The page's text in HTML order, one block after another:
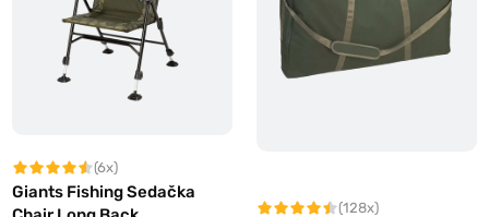
(6x)
Giants Fishing Sedačka
(128x)